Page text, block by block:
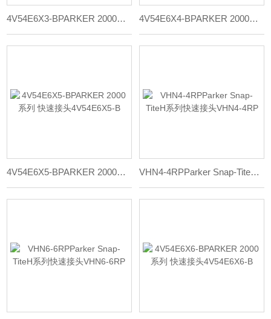
4V54E6X3-BPARKER 2000系列 快速接头4V54E6X3-B 4V54E6X4-BPARKER 2000系列 快速接头4V54E6X4-B
4V54E6X5-BPARKER 2000系列 快速接头4V54E6X5-B VHN4-4RPParker Snap-TiteH系列快速接头VHN4-4RP